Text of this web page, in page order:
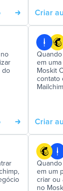
Criar
do
em
Moskit
contato
Criar
em um
criar ou
no